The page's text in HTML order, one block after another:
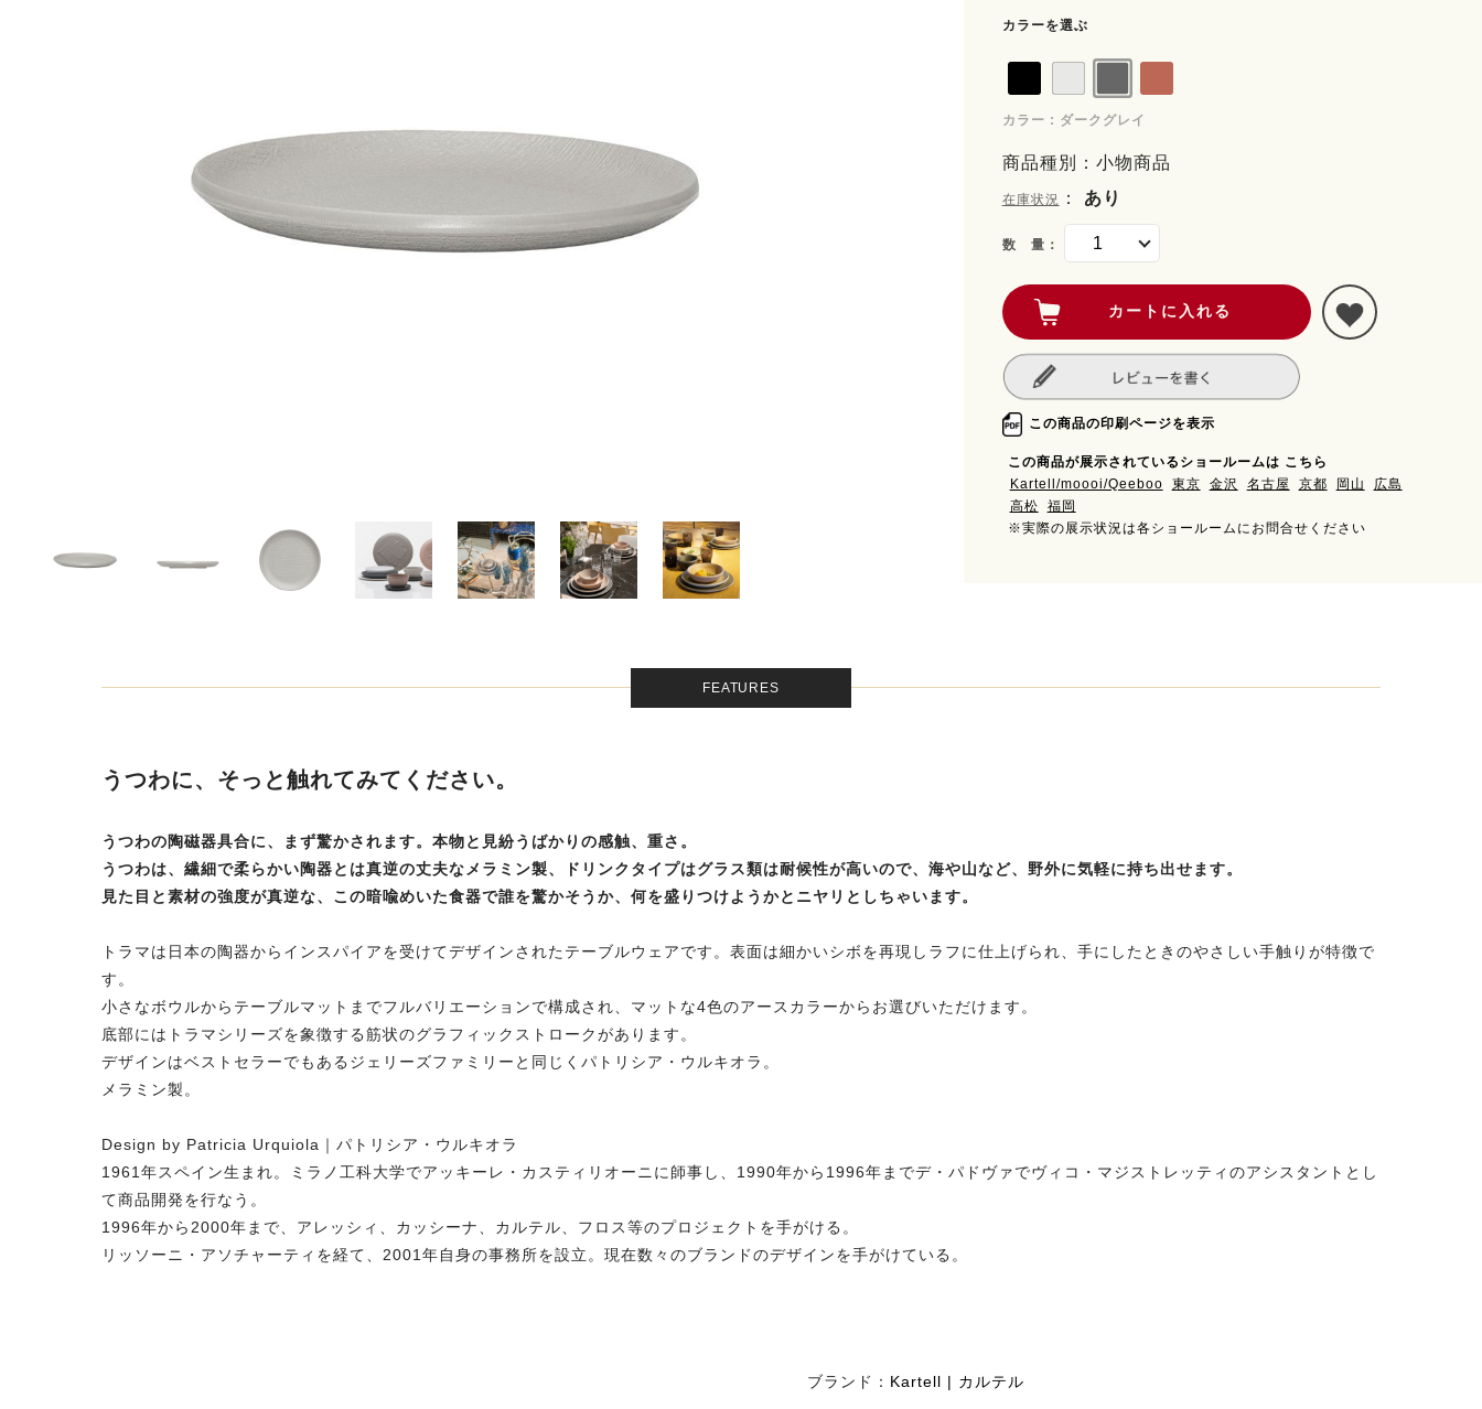
カラーを選ぶ
カラー : ダークグレイ
商品種別：小物商品
在庫状況 ： あり
数 量：
この商品の印刷ページを表示
この商品が展示されているショールームは こちら
Kartell/moooi/Qeeboo
東京 金沢 名古屋 京都 岡山
広島
高松
福岡
※実際の展示状況は各ショールームにお問合せください
FEATURES
うつわに、そっと触れてみてください。
うつわの陶磁器具合に、まず驚かされます。本物と見紛うばかりの感触、重さ。
うつわは、繊細で柔らかい陶器とは真逆の丈夫なメラミン製、ドリンクタイプはグラス類は耐候性が高いので、海や山など、野外に気軽に持ち出せます。
見た目と素材の強度が真逆な、この暗喩めいた食器で誰を驚かそうか、何を盛りつけようかとニヤリとしちゃいます。
トラマは日本の陶器からインスパイアを受けてデザインされたテーブルウェアです。表面は細かいシボを再現しラフに仕上げられ、手にしたときのやさしい手触りが特徴で
す。
小さなボウルからテーブルマットまでフルバリエーションで構成され、マットな4色のアースカラーからお選びいただけます。
底部にはトラマシリーズを象徴する筋状のグラフィックストロークがあります。
デザインはベストセラーでもあるジェリーズファミリーと同じくパトリシア・ウルキオラ。
メラミン製。
Design by Patricia Urquiola｜パトリシア・ウルキオラ
1961年スペイン生まれ。ミラノ工科大学でアッキーレ・カスティリオーニに師事し、1990年から1996年までデ・パドヴァでヴィコ・マジストレッティのアシスタントとし
て商品開発を行なう。
1996年から2000年まで、アレッシィ、カッシーナ、カルテル、フロス等のプロジェクトを手がける。
リッソーニ・アソチャーティを経て、2001年自身の事務所を設立。現在数々のブランドのデザインを手がけている。
ブランド： Kartell | カルテル